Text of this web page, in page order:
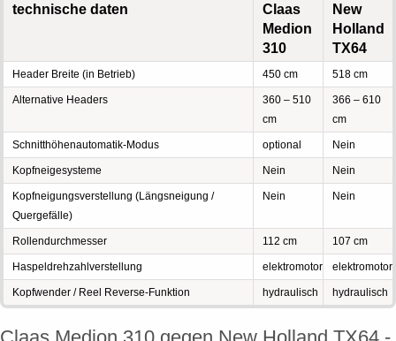
technische daten
Claas
Medion
310
New
Holland
TX64
Header Breite (in Betrieb) 450 cm 518 cm
Alternative Headers
360 – 510
cm
366 – 610
cm
Schnitthöhenautomatik-Modus optional Nein
Kopfneigesysteme Nein Nein
Kopfneigungsverstellung (Längsneigung /
Quergefälle)
Nein Nein
Rollendurchmesser 112 cm 107 cm
Haspeldrehzahlverstellung elektromotor elektromotor
Kopfwender / Reel Reverse-Funktion hydraulisch hydraulisch